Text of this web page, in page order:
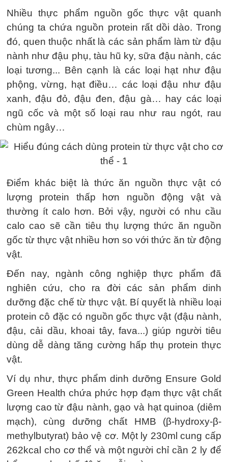
Nhiều thực phẩm nguồn gốc thực vật quanh
chúng ta chứa nguồn protein rất dồi dào. Trong
đó, quen thuộc nhất là các sản phẩm làm từ đậu
nành như đậu phụ, tàu hũ ky, sữa đậu nành, các
loại tương... Bên cạnh là các loại hạt như đậu
phộng, vừng, hạt điều… các loại đậu như đậu
xanh, đậu đỏ, đậu đen, đậu gà… hay các loại
ngũ cốc và một số loại rau như rau ngót, rau
chùm ngây…
Điểm khác biệt là thức ăn nguồn thực vật có
lượng protein thấp hơn nguồn động vật và
thường ít calo hơn. Bởi vậy, người có nhu cầu
calo cao sẽ cần tiêu thụ lượng thức ăn nguồn
gốc từ thực vật nhiều hơn so với thức ăn từ động
vật.
Đến nay, ngành công nghiệp thực phẩm đã
nghiên cứu, cho ra đời các sản phẩm dinh
dưỡng đặc chế từ thực vật. Bí quyết là nhiều loại
protein cô đặc có nguồn gốc thực vật (đậu nành,
đậu, cải dầu, khoai tây, fava...) giúp người tiêu
dùng dễ dàng tăng cường hấp thụ protein thực
vật.
Ví dụ như, thực phẩm dinh dưỡng Ensure Gold
Green Health chứa phức hợp đạm thực vật chất
lượng cao từ đậu nành, gạo và hạt quinoa (diêm
mạch), cùng dưỡng chất HMB (β-hydroxy-β-
methylbutyrat) bảo vệ cơ. Một ly 230ml cung cấp
262kcal cho cơ thể và một người chỉ cần 2 ly để